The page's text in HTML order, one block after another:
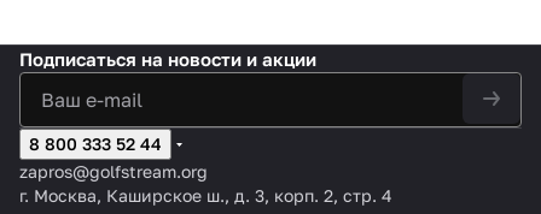
Подписаться на новости и акции
8 800 333 52 44
zapros@golfstream.org
г. Москва, Каширское ш., д. 3, корп. 2, стр. 4